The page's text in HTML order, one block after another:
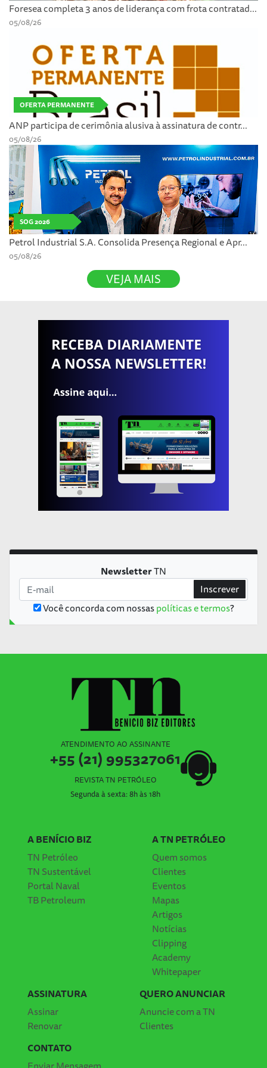
Foresea completa 3 anos de liderança com frota contratad...
05/08/26
OFERTA PERMANENTE
ANP participa de cerimônia alusiva à assinatura de contr...
05/08/26
SOG 2026
Petrol Industrial S.A. Consolida Presença Regional e Apr...
05/08/26
VEJA MAIS
NewsletterTN
Você concorda com nossaspolíticas e termos?
Inscrever
ATENDIMENTO AO ASSINANTE
+55 (21) 995327061
REVISTA TN PETRÓLEO
Segunda à sexta: 8h às 18h
A BENÍCIO BIZ
TN Petróleo
TN Sustentável
Portal Naval
TB Petroleum
A TN PETRÓLEO
Quem somos
Clientes
Eventos
Mapas
Artigos
Notícias
Clipping
Academy
Whitepaper
ASSINATURA
Assinar
Renovar
QUERO ANUNCIAR
Anuncie com a TN
Clientes
CONTATO